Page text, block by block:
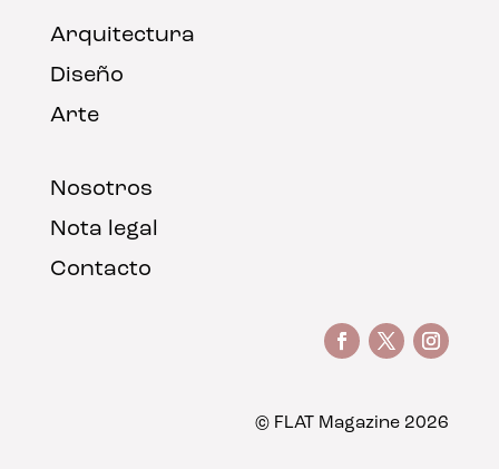
Arquitectura
Diseño
Arte
Nosotros
Nota legal
Contacto
© FLAT Magazine 2026